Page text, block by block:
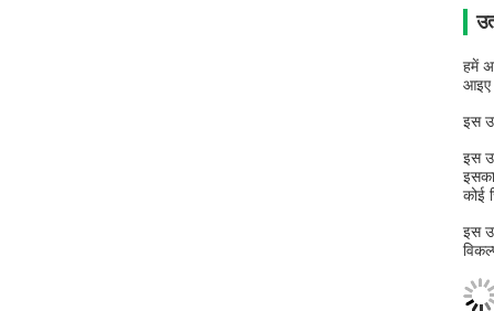
हमें
आइए
इस
इस
कोई
इस